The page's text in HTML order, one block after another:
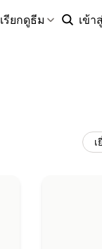
เรียกดูธีม เข้า